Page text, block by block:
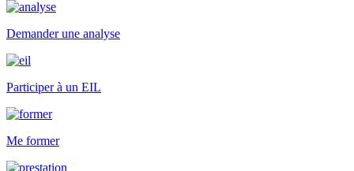
Demander une analyse
Participer à un EIL
Me former